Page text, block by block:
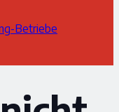
Betriebe